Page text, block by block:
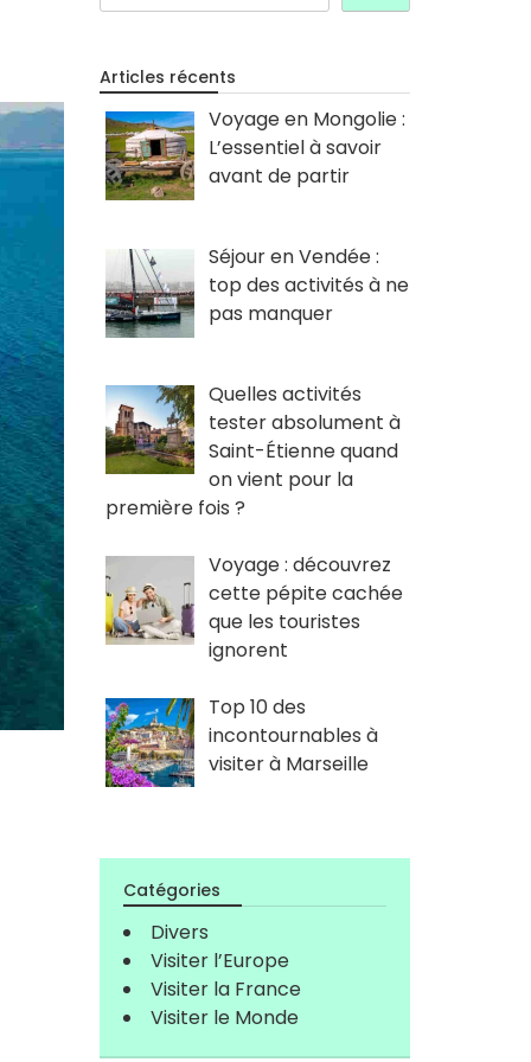
Articles récents
Voyage en Mongolie :
L’essentiel à savoir
avant de partir
Séjour en Vendée :
top des activités à ne
pas manquer
Quelles activités
tester absolument à
Saint-Étienne quand
on vient pour la
première fois ?
Voyage : découvrez
cette pépite cachée
que les touristes
ignorent
Top 10 des
incontournables à
visiter à Marseille
Catégories
Divers
Visiter l’Europe
Visiter la France
Visiter le Monde